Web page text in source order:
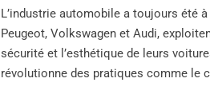
L’industrie automobile a toujours été
Peugeot, Volkswagen et Audi,
sécurité et l’esthétique de leurs
révolutionne des pratiques comme le